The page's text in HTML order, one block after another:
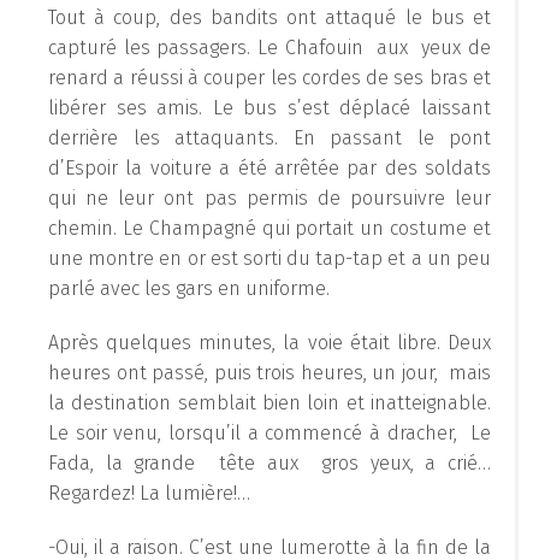
Tout à coup, des bandits ont attaqué le bus et
capturé les passagers. Le Chafouin aux yeux de
renard a réussi à couper les cordes de ses bras et
libérer ses amis. Le bus s’est déplacé laissant
derrière les attaquants. En passant le pont
d’Espoir la voiture a été arrêtée par des soldats
qui ne leur ont pas permis de poursuivre leur
chemin. Le Champagné qui portait un costume et
une montre en or est sorti du tap-tap et a un peu
parlé avec les gars en uniforme.
Après quelques minutes, la voie était libre. Deux
heures ont passé, puis trois heures, un jour, mais
la destination semblait bien loin et inatteignable.
Le soir venu, lorsqu’il a commencé à dracher, Le
Fada, la grande tête aux gros yeux, a crié…
Regardez! La lumière!…
-Oui, il a raison. C’est une lumerotte à la fin de la